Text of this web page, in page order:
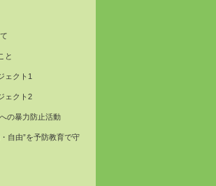
と
ェクト1
ェクト2
の暴力防止活動
自由”を予防教育で守